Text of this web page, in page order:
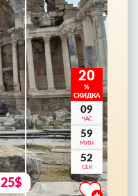
20
%
СКИДКА
09
ЧАС
59
МИН
50
СЕК
25$